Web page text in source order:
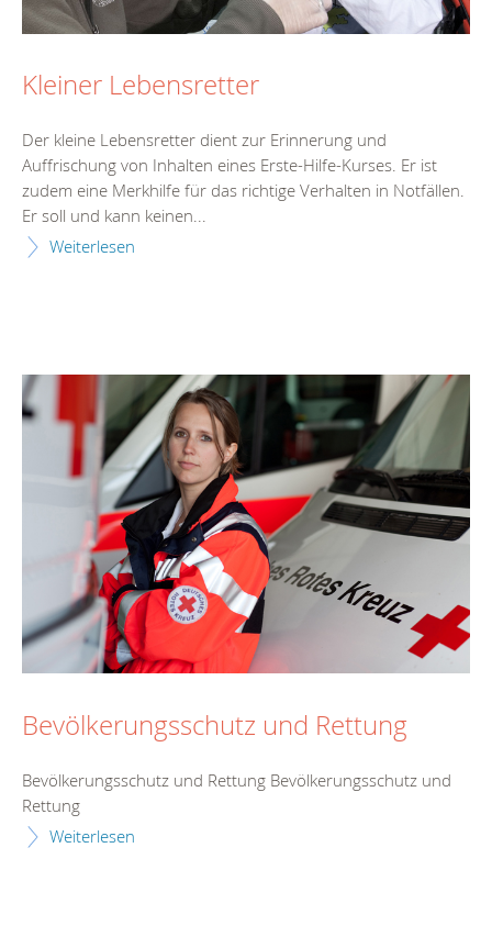
Kleiner Lebensretter
Der kleine Lebensretter dient zur Erinnerung und
Auffrischung von Inhalten eines Erste-Hilfe-Kurses. Er ist
zudem eine Merkhilfe für das richtige Verhalten in Notfällen.
Er soll und kann keinen...
Weiterlesen
Bevölkerungsschutz und Rettung
Bevölkerungsschutz und Rettung Bevölkerungsschutz und
Rettung
Weiterlesen